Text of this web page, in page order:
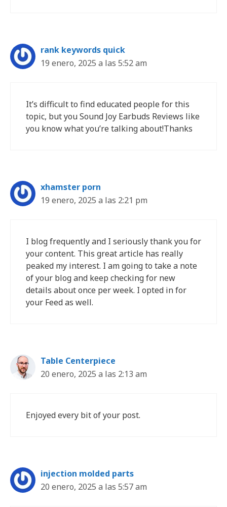
rank keywords quick
19 enero, 2025 a las 5:52 am
It’s difficult to find educated people for this
topic, but you Sound Joy Earbuds Reviews like
you know what you’re talking about!Thanks
xhamster porn
19 enero, 2025 a las 2:21 pm
I blog frequently and I seriously thank you for
your content. This great article has really
peaked my interest. I am going to take a note
of your blog and keep checking for new
details about once per week. I opted in for
your Feed as well.
Table Centerpiece
20 enero, 2025 a las 2:13 am
Enjoyed every bit of your post.
injection molded parts
20 enero, 2025 a las 5:57 am